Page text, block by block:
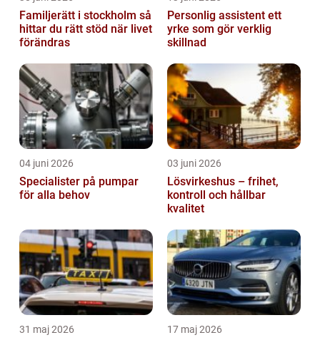
Familjerätt i stockholm så
hittar du rätt stöd när livet
förändras
Personlig assistent ett
yrke som gör verklig
skillnad
04 juni 2026
Specialister på pumpar
för alla behov
03 juni 2026
Lösvirkeshus – frihet,
kontroll och hållbar
kvalitet
31 maj 2026 17 maj 2026